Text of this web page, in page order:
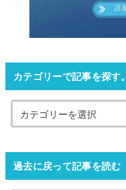
カテゴリーで記事を探す。
過去に戻って記事を読む